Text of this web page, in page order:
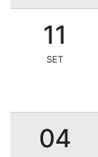
11
SET
04